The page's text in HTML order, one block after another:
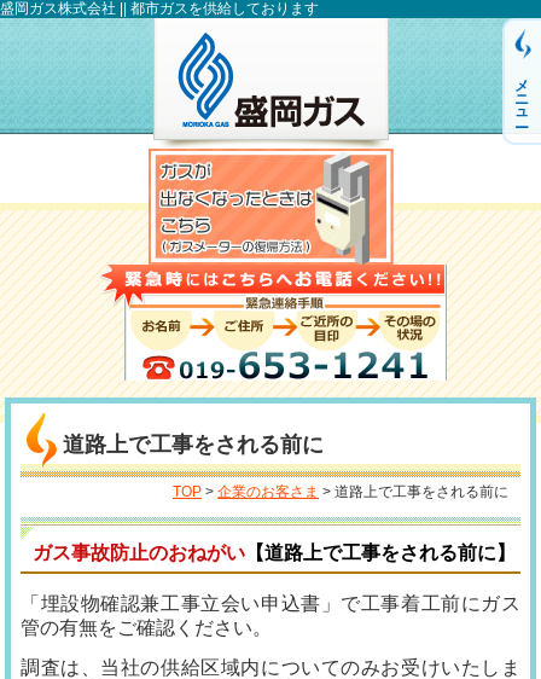
盛岡ガス株式会社 || 都市ガスを供給しております
メニュー
道路上で工事をされる前に
TOP > 企業のお客さま > 道路上で工事をされる前に
ガス事故防止のおねがい【道路上で工事をされる前に】
「埋設物確認兼工事立会い申込書」で工事着工前にガス
管の有無をご確認ください。
調査は、当社の供給区域内についてのみお受けいたしま